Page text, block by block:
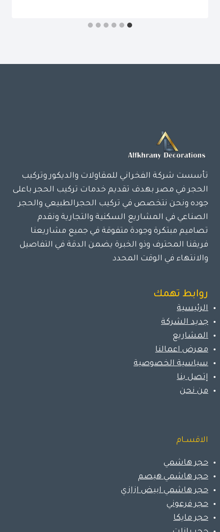
تأسست شركة الفخراني للمقاولات والديكور وتركيب
الحجر في مصر بهدف تقديم خدمات تركيب الحجر باعلى
جوده ونحن نتخصص في تركيب الحجرالطبيعي والحجر
الصناعي في المشاريع السكنية والتجارية ونقدم
تصاميم مبتكرة وجودة متفوقة في جميع مشاريعنا
فريقنا المحترف وذو الخبرة يضمن الدقة في التفاصيل
والانتهاء في الوقت المحدد
روابط تهمك
الرئيسية
جديد الشركة
المشاريع
معرض اعمالنا
سياسية الخصوصية
إتصل بنا
من نحن
الاقســام
حجر هاشمي
حجر هاشمي هيصم
حجر هاشمي ابيض ازازي
حجر فرعوني
حجر مايكا